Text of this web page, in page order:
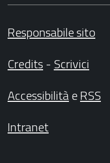
Responsabile sito
Credits- Scrivici
AccessibilitàeRSS
Intranet